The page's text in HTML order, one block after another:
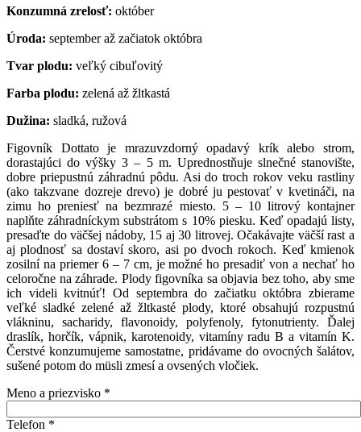
Konzumná zrelosť: október
Úroda: september až začiatok októbra
Tvar plodu: veľký cibuľovitý
Farba plodu: zelená až žltkastá
Dužina: sladká, ružová
Figovník Dottato je mrazuvzdorný opadavý krík alebo strom,
dorastajúci do výšky 3 – 5 m. Uprednostňuje slnečné stanovište,
dobre priepustnú záhradnú pôdu. Asi do troch rokov veku rastliny
(ako takzvane dozreje drevo) je dobré ju pestovať v kvetináči, na
zimu ho preniesť na bezmrazé miesto. 5 – 10 litrový kontajner
naplňte záhradníckym substrátom s 10% piesku. Keď opadajú listy,
presaďte do väčšej nádoby, 15 aj 30 litrovej. Očakávajte väčší rast a
aj plodnosť sa dostaví skoro, asi po dvoch rokoch. Keď kmienok
zosilní na priemer 6 – 7 cm, je možné ho presadiť von a nechať ho
celoročne na záhrade. Plody figovníka sa objavia bez toho, aby sme
ich videli kvitnúť! Od septembra do začiatku októbra zbierame
veľké sladké zelené až žltkasté plody, ktoré obsahujú rozpustnú
vlákninu, sacharidy, flavonoidy, polyfenoly, fytonutrienty. Ďalej
draslík, horčík, vápnik, karotenoidy, vitamíny radu B a vitamín K.
Čerstvé konzumujeme samostatne, pridávame do ovocných šalátov,
sušené potom do müsli zmesí a ovsených vločiek.
Meno a priezvisko *
Telefon *